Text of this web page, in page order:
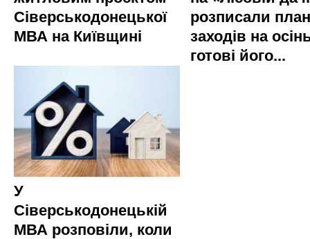
Сіверськодонецької
МВА на Київщині
розписали план
заходів на
готові його...
У
Сіверськодонецькій
МВА розповіли, коли